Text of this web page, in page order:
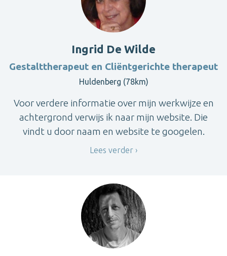
Ingrid De Wilde
Gestalttherapeut en Cliëntgerichte therapeut
Huldenberg (78km)
Voor verdere informatie over mijn werkwijze en
achtergrond verwijs ik naar mijn website. Die
vindt u door naam en website te googelen.
Lees verder